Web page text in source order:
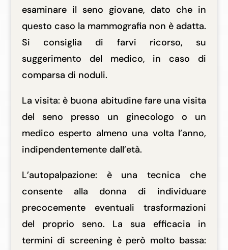
esaminare il seno giovane, dato che in
questo caso la mammografia non è adatta.
Si consiglia di farvi ricorso, su
suggerimento del medico, in caso di
comparsa di noduli.
La visita: è buona abitudine fare una visita
del seno presso un ginecologo o un
medico esperto almeno una volta l’anno,
indipendentemente dall’età.
L’autopalpazione: è una tecnica che
consente alla donna di individuare
precocemente eventuali trasformazioni
del proprio seno. La sua efficacia in
termini di screening è però molto bassa: